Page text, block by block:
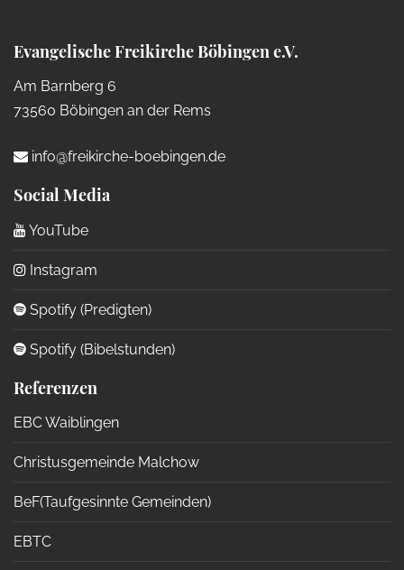
Evangelische Freikirche Böbingen e.V.
Am Barnberg 6
73560 Böbingen an der Rems
info@freikirche-boebingen.de
Social Media
YouTube
Instagram
Spotify (Predigten)
Spotify (Bibelstunden)
Referenzen
EBC Waiblingen
Christusgemeinde Malchow
BeF(Taufgesinnte Gemeinden)
EBTC